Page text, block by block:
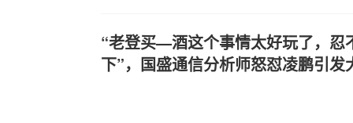
“老登买—酒这个事情太好玩了，忍
下”，国盛通信分析师怒怼凌鹏引发